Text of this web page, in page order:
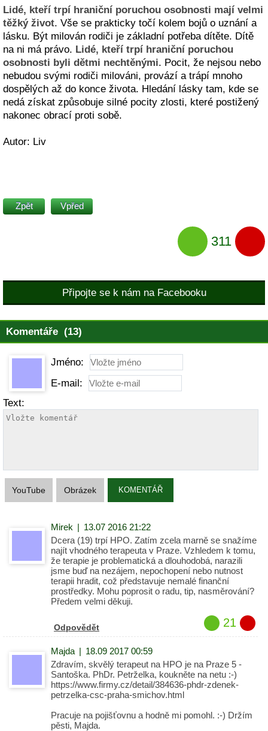
Lidé, kteří trpí hraniční poruchou osobnosti mají velmi
těžký život. Vše se prakticky točí kolem bojů o uznání a
lásku. Být milován rodiči je základní potřeba dítěte. Dítě
na ni má právo. Lidé, kteří trpí hraniční poruchou
osobnosti byli dětmi nechtěnými. Pocit, že nejsou nebo
nebudou svými rodiči milováni, provází a trápí mnoho
dospělých až do konce života. Hledání lásky tam, kde se
nedá získat způsobuje silné pocity zlosti, které postižený
nakonec obrací proti sobě.
Autor: Liv
Zpět Vpřed
311
Připojte se k nám na Facebooku
Komentáře (13)
Jméno:
E-mail:
Text:
YouTube Obrázek KOMENTÁŘ
Mirek | 13.07 2016 21:22
Dcera (19) trpí HPO. Zatím zcela marně se snažíme
najít vhodného terapeuta v Praze. Vzhledem k tomu,
že terapie je problematická a dlouhodobá, narazili
jsme buď na nezájem, nepochopení nebo nutnost
terapii hradit, což představuje nemalé finanční
prostředky. Mohu poprosit o radu, tip, nasměrování?
Předem velmi děkuji.
Odpovědět 21
Majda | 18.09 2017 00:59
Zdravím, skvělý terapeut na HPO je na Praze 5 -
Santoška. PhDr. Petrželka, koukněte na netu :-)
https://www.firmy.cz/detail/384636-phdr-zdenek-
petrzelka-csc-praha-smichov.html
Pracuje na pojišťovnu a hodně mi pomohl. :-) Držím
pěsti, Majda.